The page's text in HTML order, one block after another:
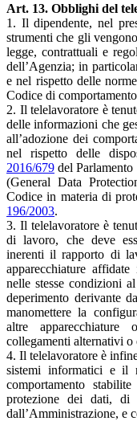
Art. 13. Obblighi del
1. Il dipendente, nel
strumenti che gli
legge, contrattuali e
dell’Agenzia; in
e nel rispetto delle
Codice di
2. Il telelavoratore è
delle informazioni che
all’adozione dei
nel rispetto delle
2016/679 del
(General Data
Codice in materia di
196/2003.
3. Il telelavoratore è
di lavoro, che deve
inerenti il rapporto di
apparecchiature
nelle stesse condizioni
deperimento derivante
manomettere la
altre
collegamenti alternativi o
4. Il telelavoratore è
sistemi informatici e il
comportamento
protezione dei dati, di
dall’Amministrazione, e